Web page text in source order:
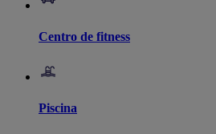
Centro de fitness
Piscina